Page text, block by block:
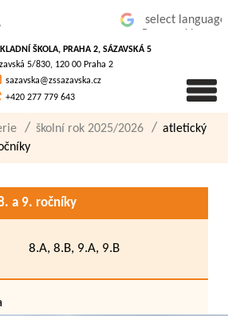
ŠKOLA, PRAHA 2, SÁZAVSKÁ 5
5/830, 120 00 Praha 2
sazavska@zssazavska.cz
+420 277 779 643
školní rok 2025/2026
atletický
a 9. ročníky
8.A, 8.B, 9.A, 9.B